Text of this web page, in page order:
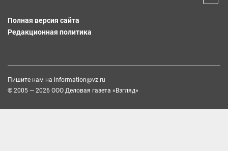
Полная версия сайта
Редакционная политика
Пишите нам на information@vz.ru
© 2005 — 2026 ООО Деловая газета «Взгляд»